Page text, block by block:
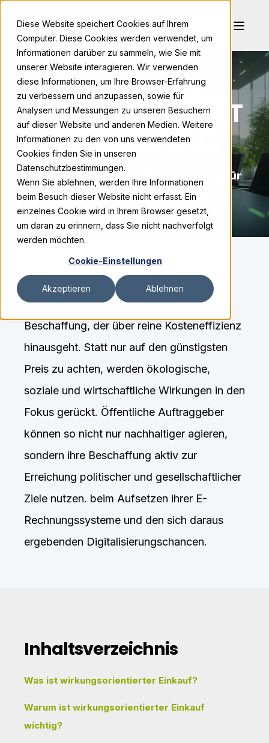
Diese Website speichert Cookies auf Ihrem
Computer. Diese Cookies werden verwendet, um
Informationen darüber zu sammeln, wie Sie mit
unserer Website interagieren. Wir verwenden
diese Informationen, um Ihre Browser-Erfahrung
zu verbessern und anzupassen, sowie für
Analysen und Messungen zu unseren Besuchern
auf dieser Website und anderen Medien. Weitere
Informationen zu den von uns verwendeten
Cookies finden Sie in unseren
Datenschutzbestimmungen.
Wenn Sie ablehnen, werden Ihre Informationen
beim Besuch dieser Website nicht erfasst. Ein
einzelnes Cookie wird in Ihrem Browser gesetzt,
um daran zu erinnern, dass Sie nicht nachverfolgt
werden möchten.
Cookie-Einstellungen
Akzeptieren Ablehnen
WIRKUNGSORIENT
IERTER EINKAUF
Definition, Chancen und Umsetzung für
die öffentliche Verwaltung
Der wirkungsorientierte Einkauf
ist ein
strategischer Ansatz in der öffentlichen
Beschaffung, der über reine Kosteneffizienz
hinausgeht. Statt nur auf den günstigsten
Preis zu achten, werden ökologische,
soziale und wirtschaftliche Wirkungen in den
Fokus gerückt. Öffentliche Auftraggeber
können so nicht nur nachhaltiger agieren,
sondern ihre Beschaffung aktiv zur
Erreichung politischer und gesellschaftlicher
Ziele nutzen. beim Aufsetzen ihrer E-
Rechnungssysteme und den sich daraus
ergebenden Digitalisierungschancen.
Inhaltsverzeichnis
Was ist wirkungsorientierter Einkauf?
Warum ist wirkungsorientierter Einkauf
wichtig?